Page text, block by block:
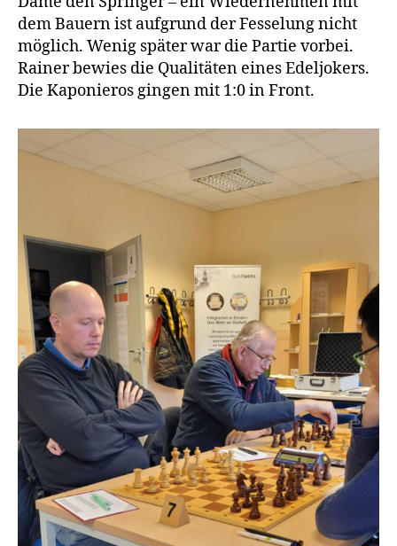
dem Bauern ist aufgrund der Fesselung nicht
möglich. Wenig später war die Partie vorbei.
Rainer bewies die Qualitäten eines Edeljokers.
Die Kaponieros gingen mit 1:0 in Front.